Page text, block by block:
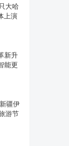
大哈
上演
新升
能更
疆伊
游节